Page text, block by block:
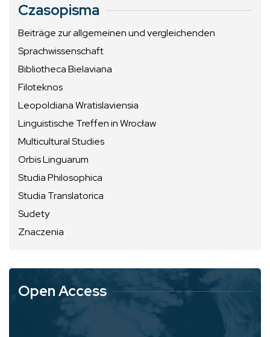
Czasopisma
Beiträge zur allgemeinen und vergleichenden
Sprachwissenschaft
Bibliotheca Bielaviana
Filoteknos
Leopoldiana Wratislaviensia
Linguistische Treffen in Wrocław
Multicultural Studies
Orbis Linguarum
Studia Philosophica
Studia Translatorica
Sudety
Znaczenia
Open Access